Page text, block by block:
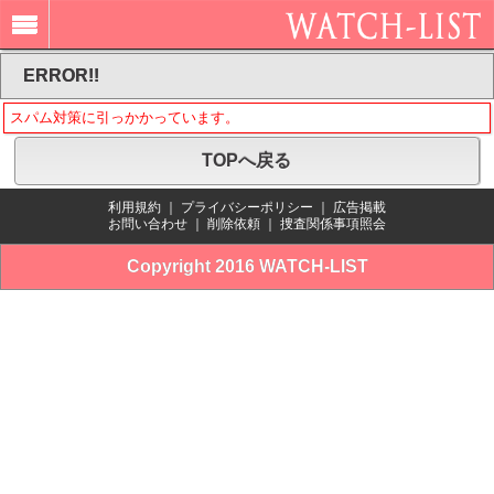
ERROR!!
スパム対策に引っかかっています。
TOPへ戻る
利用規約 プライバシーポリシー
広告掲載
お問い合わせ
削除依頼 捜査関係事項照会
Copyright 2016 WATCH-LIST